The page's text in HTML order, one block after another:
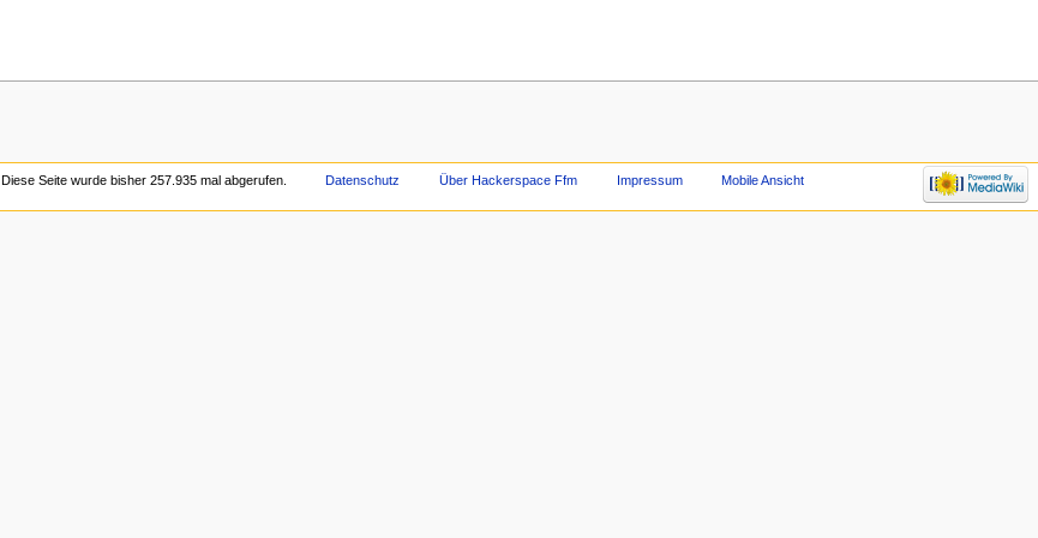
Diese Seite wurde bisher 257.935 mal abgerufen. Datenschutz Über Hackerspace Ffm Impressum Mobile Ansicht